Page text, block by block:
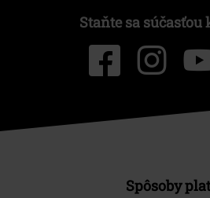
Staňte sa
Spôsoby